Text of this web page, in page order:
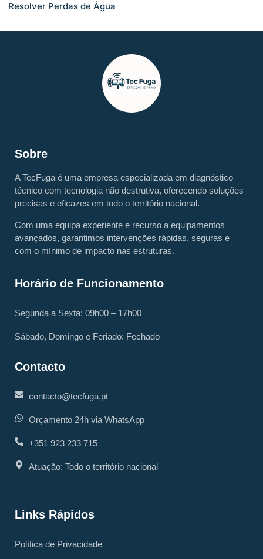
Resolver Perdas de Água
Sobre
A TecFuga é uma empresa especializada em diagnóstico
técnico com tecnologia não destrutiva, oferecendo soluções
precisas e eficazes em todo o território nacional.
Com uma equipa experiente e recurso a equipamentos
avançados, garantimos intervenções rápidas, seguras e
com o mínimo de impacto nas estruturas.
Horário de Funcionamento
Segunda a Sexta: 09h00 – 17h00
Sábado, Domingo e Feriado: Fechado
Contacto
contacto@tecfuga.pt
Orçamento 24h via WhatsApp
+351 923 233 715
Atuação: Todo o território nacional
Links Rápidos
Política de Privacidade